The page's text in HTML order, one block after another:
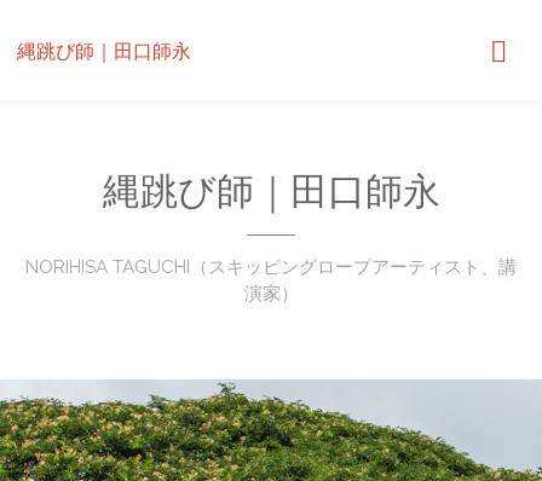
縄跳び師｜田口師永
縄跳び師｜田口師永
NORIHISA TAGUCHI（スキッピングロープアーティスト、講
演家）